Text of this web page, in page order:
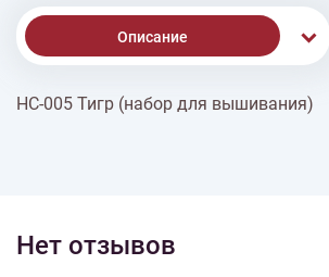
Описание
Доставка
НС-005 Тигр (набор для вышивания)
Нет отзывов